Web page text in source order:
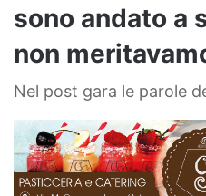
sono andato a
non
Nel post gara le parole